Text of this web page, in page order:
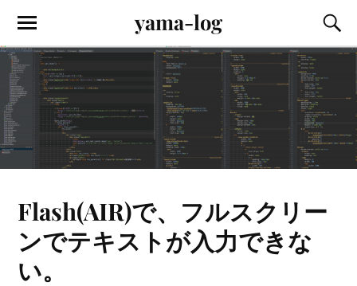
yama-log
Flash(AIR)で、フルスクリー
ンでテキストが入力できな
い。